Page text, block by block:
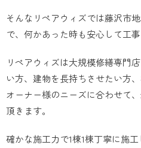
そんなリペアウィズでは藤沢市
で、何かあった時も安心して工
リペアウィズは大規模修繕専門
い方、建物を長持ちさせたい方
オーナー様のニーズに合わせて
頂きます。
確かな施工力で1棟1棟丁寧に施